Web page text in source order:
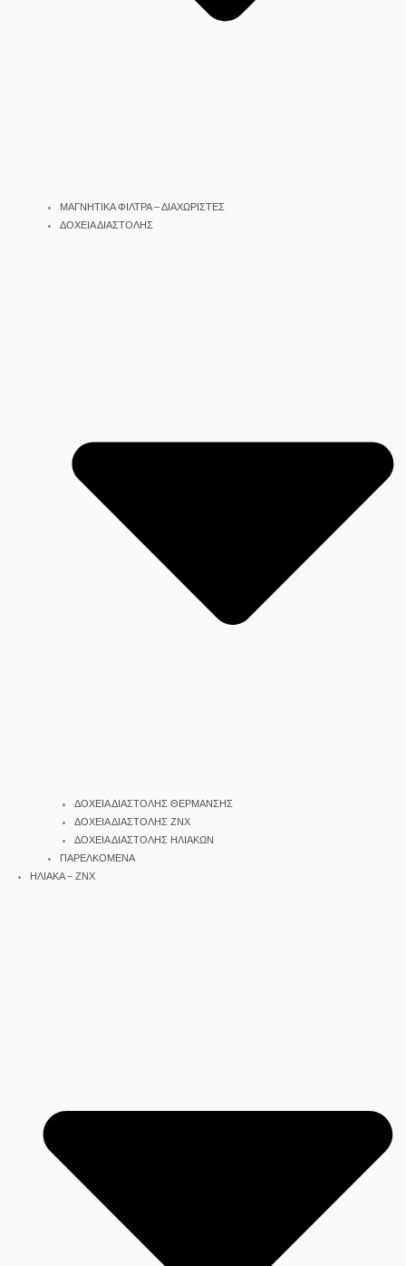
ΜΑΓΝΗΤΙΚΑ ΦΙΛΤΡΑ – ΔΙΑΧΩΡΙΣΤΕΣ
ΔΟΧΕΙΑ ΔΙΑΣΤΟΛΗΣ
ΔΟΧΕΙΑ ΔΙΑΣΤΟΛΗΣ ΘΕΡΜΑΝΣΗΣ
ΔΟΧΕΙΑ ΔΙΑΣΤΟΛΗΣ ΖΝΧ
ΔΟΧΕΙΑ ΔΙΑΣΤΟΛΗΣ ΗΛΙΑΚΩΝ
ΠΑΡΕΛΚΟΜΕΝΑ
ΗΛΙΑΚΑ – ΖΝΧ